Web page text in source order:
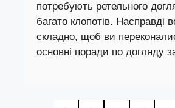
потребують ретельного
багато клопотів. Насправді
складно, щоб ви
основні поради по догляду